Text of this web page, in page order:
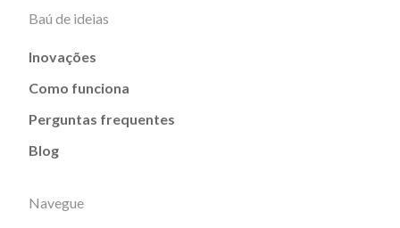
Baú de ideias
Inovações
Como funciona
Perguntas frequentes
Blog
Navegue